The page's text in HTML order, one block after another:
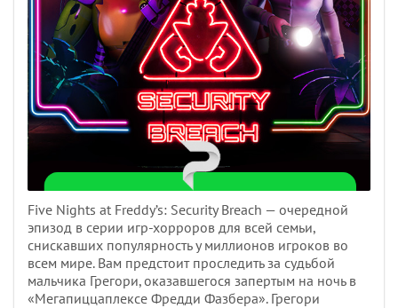
Five Nights at Freddy’s: Security Breach — очередной
эпизод в серии игр-хорроров для всей семьи,
снискавших популярность у миллионов игроков во
всем мире. Вам предстоит проследить за судьбой
мальчика Грегори, оказавшегося запертым на ночь в
«Мегапиццаплексе Фредди Фазбера». Грегори